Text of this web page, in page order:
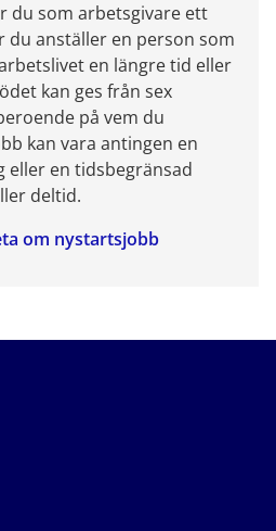
du som arbetsgivare ett
du anställer en person som
en längre tid eller
kan ges från sex
på vem du
kan vara antingen en
eller en tidsbegränsad
deltid.
om nystartsjobb